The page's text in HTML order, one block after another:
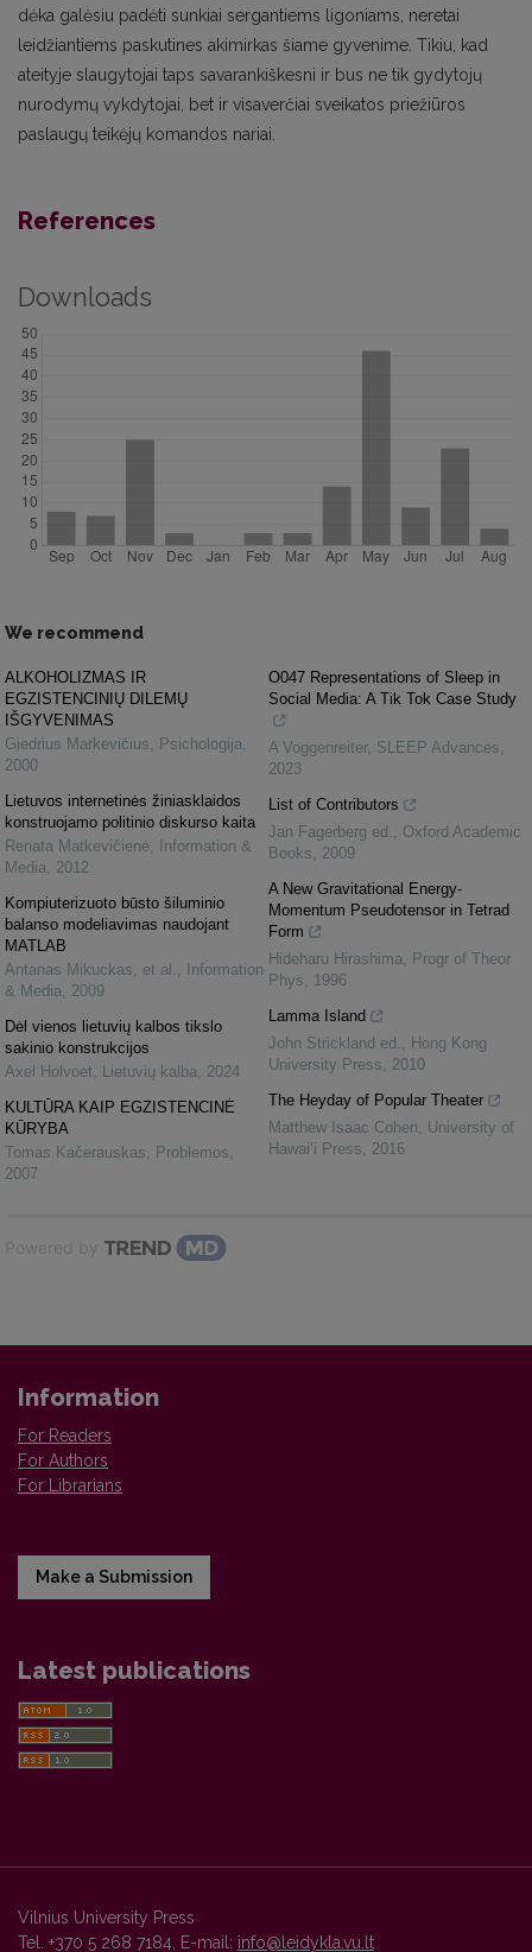
dėka galėsiu padėti sunkiai sergantiems ligoniams, neretai
leidžiantiems paskutines akimirkas šiame gyvenime. Tikiu, kad
ateityje slaugytojai taps savarankiškesni ir bus ne tik gydytojų
nurodymų vykdytojai, bet ir visaverčiai sveikatos priežiūros
paslaugų teikėjų komandos nariai.
References
Downloads
We recommend
ALKOHOLIZMAS IR
EGZISTENCINIŲ DILEMŲ
IŠGYVENIMAS
Giedrius Markevičius, Psichologija,
2000
Lietuvos internetinės žiniasklaidos
konstruojamo politinio diskurso kaita
Renata Matkevičienė,
Information &
Media, 2012
Kompiuterizuoto būsto šiluminio
balanso modeliavimas naudojant
MATLAB
Antanas Mikuckas, et al. ,
Information
& Media, 2009
Dėl vienos lietuvių kalbos tikslo
sakinio konstrukcijos
Axel Holvoet, Lietuvių kalba, 2024
KULTŪRA KAIP EGZISTENCINĖ
KŪRYBA
Tomas Kačerauskas, Problemos,
2007
O047 Representations of Sleep in
Social Media: A Tik Tok Case Study
A Voggenreiter, SLEEP Advances,
2023
List of Contributors
Jan Fagerberg ed. , Oxford Academic
Books, 2009
A New Gravitational Energy-
Momentum Pseudotensor in Tetrad
Form
Hideharu Hirashima, Progr of Theor
Phys, 1996
Lamma Island
John Strickland ed. , Hong Kong
University Press, 2010
The Heyday of Popular Theater
Matthew Isaac Cohen, University of
Hawai‘i Press, 2016
Powered by
Information
For Readers
For Authors
For Librarians
Make a Submission
Latest publications
Vilnius University Press
Tel. +370 5 268 7184, E-mail: info@leidykla.vu.lt